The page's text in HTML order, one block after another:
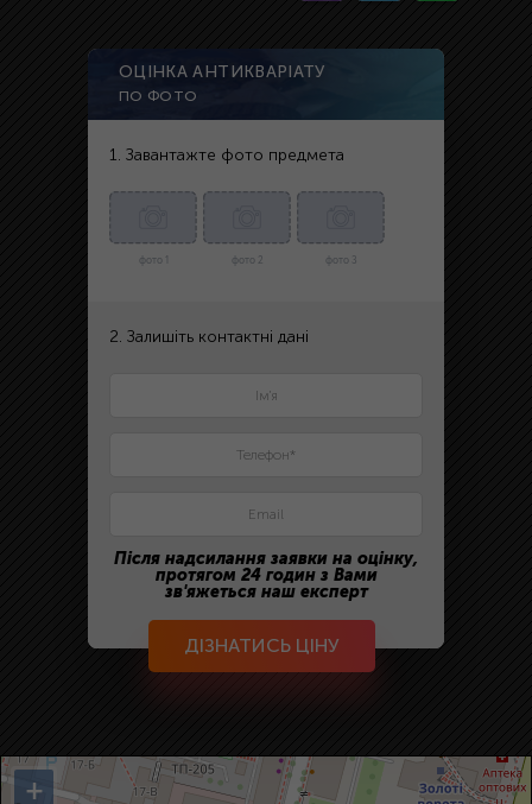
ОЦІНКА АНТИКВАРІАТУ
ПО ФОТО
1. Завантажте фото предмета
фото 1 фото 2 фото 3
2. Залишіть контактні дані
Після надсилання заявки на оцінку,
протягом 24 годин з Вами
зв'яжеться наш експерт
ДІЗНАТИСЬ ЦІНУ
+